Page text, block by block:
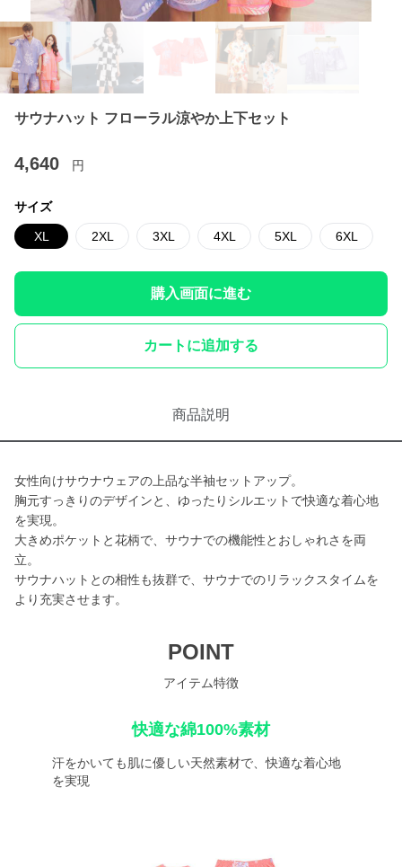
サウナハット フローラル涼やか上下セット
4,640 円
サイズ
XL 2XL 3XL 4XL 5XL 6XL
購入画面に進む
カートに追加する
商品説明
女性向けサウナウェアの上品な半袖セットアップ。
胸元すっきりのデザインと、ゆったりシルエットで快適な着心地
を実現。
大きめポケットと花柄で、サウナでの機能性とおしゃれさを両
立。
サウナハットとの相性も抜群で、サウナでのリラックスタイムを
より充実させます。
POINT
アイテム特徴
快適な綿100%素材
汗をかいても肌に優しい天然素材で、快適な着心地
を実現